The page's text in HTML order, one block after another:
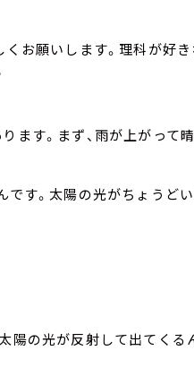
くお願いします。理科が好
す。まず、雨が上がって
です。太陽の光がちょうど
陽の光が反射して出てくる